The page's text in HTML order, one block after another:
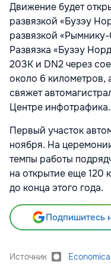
Движение будет
развязкой «Бузэу
развязкой
Развязка «Бузэу
203K и DN2 через
около 6 километров,
свяжет
Центре инфотрафика.
Первый участок
ноября. На
темпы работы
на открытие еще 120
до конца этого года.
Подпишитесь
Источник Economica